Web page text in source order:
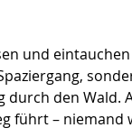
und
den
führt – niemand